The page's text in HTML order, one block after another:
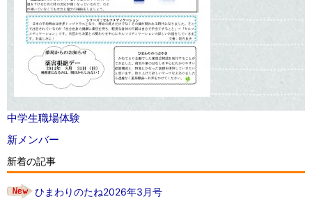
中学生職場体験
新メンバー
新着の記事
ひまわりのたね2026年3月号